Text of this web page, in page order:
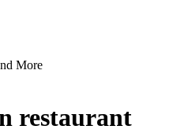
More
restaurant